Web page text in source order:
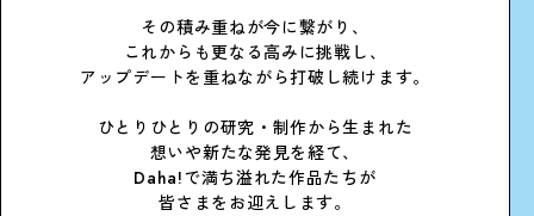
その積み重ねが今に繋がり、
これからも更なる高みに挑戦し、
アップデートを重ねながら打破し続けます。
ひとりひとりの研究・制作から生まれた
想いや新たな発見を経て、
Daha!で満ち溢れた作品たちが
皆さまをお迎えします。